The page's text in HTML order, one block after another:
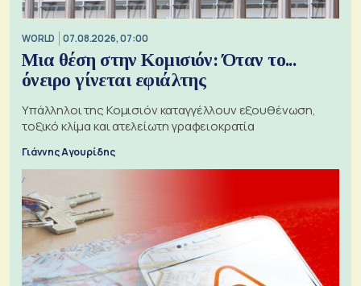
WORLD 07.08.2026, 07:00
Μια θέση στην Κομισιόν: Όταν το...
όνειρο γίνεται εφιάλτης
Υπάλληλοι της Κομισιόν καταγγέλλουν εξουθένωση,
τοξικό κλίμα και ατελείωτη γραφειοκρατία
Γιάννης Αγουρίδης